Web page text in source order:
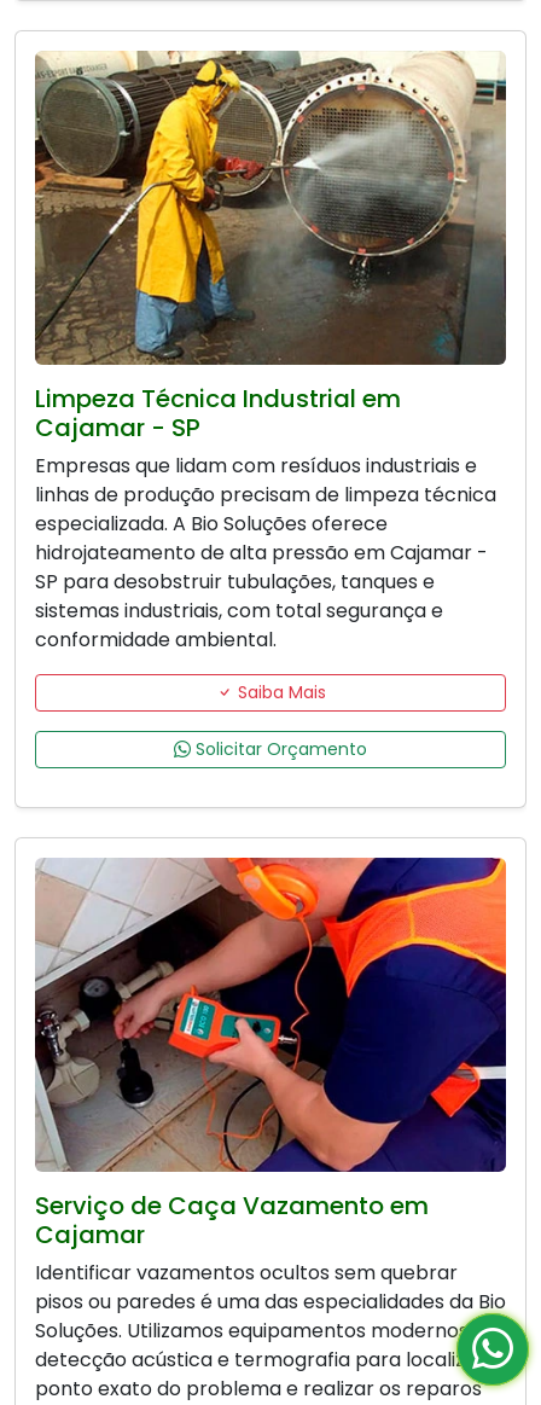
Limpeza Técnica Industrial em
Cajamar - SP
Empresas que lidam com resíduos industriais e
linhas de produção precisam de limpeza técnica
especializada. A Bio Soluções oferece
hidrojateamento de alta pressão em Cajamar -
SP para desobstruir tubulações, tanques e
sistemas industriais, com total segurança e
conformidade ambiental.
Saiba Mais
Solicitar Orçamento
Serviço de Caça Vazamento em
Cajamar
Identificar vazamentos ocultos sem quebrar
pisos ou paredes é uma das especialidades da Bio
Soluções. Utilizamos equipamentos modernos de
detecção acústica e termografia para localizar o
ponto exato do problema e realizar os reparos